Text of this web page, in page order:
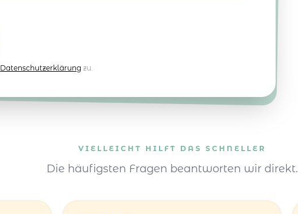
Datenschutzerklärung zu.
VIELLEICHT HILFT DAS SCHNELLER
Die häufigsten Fragen beantworten wir direkt.